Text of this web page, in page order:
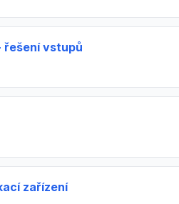
řešení vstupů
zařízení